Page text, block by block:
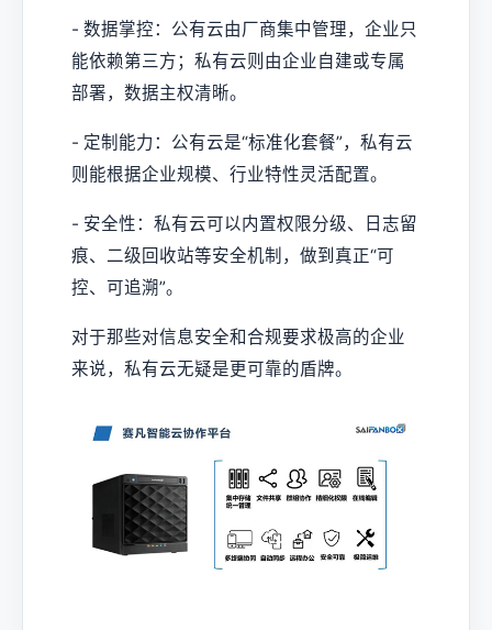
- 数据掌控：公有云由厂商集中管理，企业只
能依赖第三方；私有云则由企业自建或专属
部署，数据主权清晰。
- 定制能力：公有云是“标准化套餐”，私有云
则能根据企业规模、行业特性灵活配置。
- 安全性：私有云可以内置权限分级、日志留
痕、二级回收站等安全机制，做到真正“可
控、可追溯”。
对于那些对信息安全和合规要求极高的企业
来说，私有云无疑是更可靠的盾牌。